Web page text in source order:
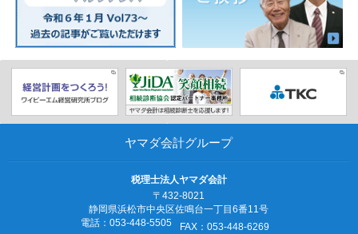
ヤマダ会計グループ
税理士法人ヤマダ会計
〒432-8021
静岡県浜松市中央区佐鳴台一丁目6番11号
電話：053‐448‐5505
FAX：053‐448‐6269